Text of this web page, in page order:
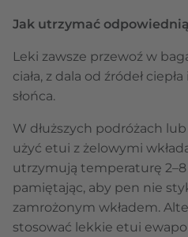
Jak utrzymać
Leki zawsze przewoź w
ciała, z dala od źródeł
słońca.
W dłuższych podróżach
użyć etui z żelowymi
utrzymują temperaturę
pamiętając, aby pen nie
zamrożonym wkładem.
stosować lekkie etui